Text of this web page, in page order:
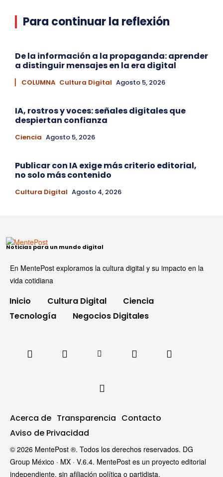
Para continuar la reflexión
De la información a la propaganda: aprender
a distinguir mensajes en la era digital
▏ COLUMNA Cultura Digital Agosto 5, 2026
IA, rostros y voces: señales digitales que
despiertan confianza
Ciencia Agosto 5, 2026
Publicar con IA exige más criterio editorial,
no solo más contenido
Cultura Digital Agosto 4, 2026
Noticias para un mundo digital
En MentePost exploramos la cultura digital y su impacto en la
vida cotidiana
Inicio Cultura Digital
Ciencia
Tecnología
Negocios Digitales
Acerca de Transparencia Contacto
Aviso de Privacidad
© 2026 MentePost ®. Todos los derechos reservados. DG
Group México · MX · V.6.4. MentePost es un proyecto editorial
independiente, sin afiliación política o partidista.